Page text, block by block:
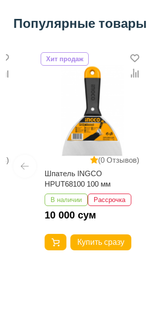
Популярные товары
(0 Отзывов)
Хит продаж
Шпатель INGCO
HPUT68100 100 мм
В наличии Рассрочка
10 000 сум
Купить сразу